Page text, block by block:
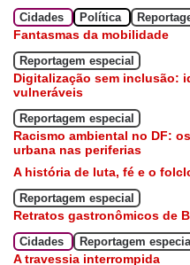
Cidades Política
Fantasmas da mobilidade
Reportagem especial
Digitalização sem inclusão:
vulneráveis
Reportagem especial
Racismo ambiental no DF:
urbana nas periferias
A história de luta, fé e o
Reportagem especial
Retratos gastronômicos de
Cidades Reportagem especial
A travessia interrompida